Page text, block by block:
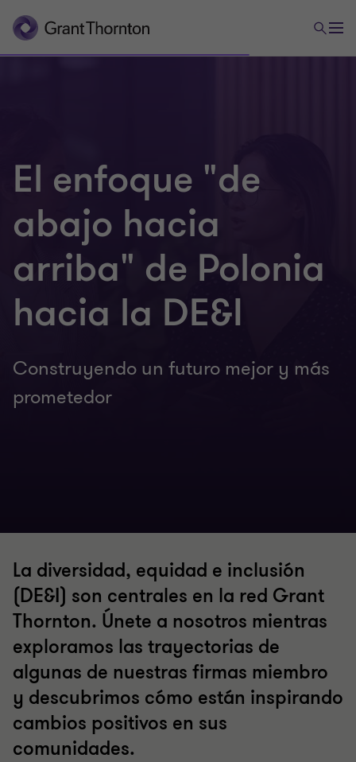
El enfoque "de
abajo hacia
arriba" de Polonia
hacia la DE&I
Construyendo un futuro mejor y más
prometedor
La diversidad, equidad e inclusión
(DE&I) son centrales en la red Grant
Thornton. Únete a nosotros mientras
exploramos las trayectorias de
algunas de nuestras firmas miembro
y descubrimos cómo están inspirando
cambios positivos en sus
comunidades.